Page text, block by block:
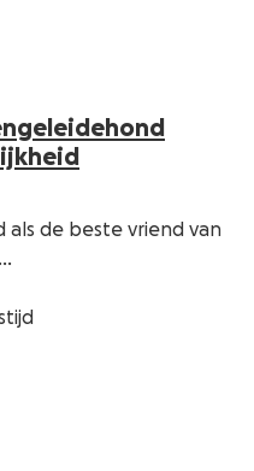
als de beste vriend van